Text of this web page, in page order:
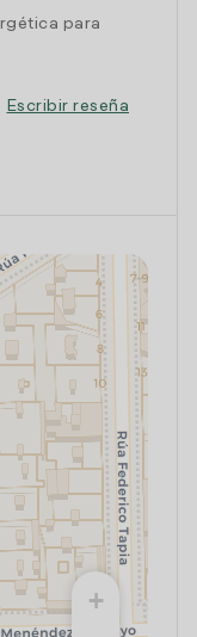
para
Escribir reseña
+